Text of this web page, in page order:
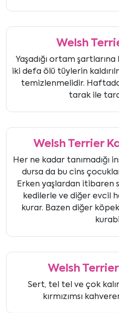
Welsh
Yaşadığı ortam
iki defa ölü tüylerin
temizlenmelidir.
tarak ile
Welsh Terrier
Her ne kadar tanımadığı
dursa da bu cins
Erken yaşlardan itibaren
kedilerle ve diğer evcil
kurar. Bazen diğer
Welsh Terrier
Sert, tel tel ve çok
kırmızımsı